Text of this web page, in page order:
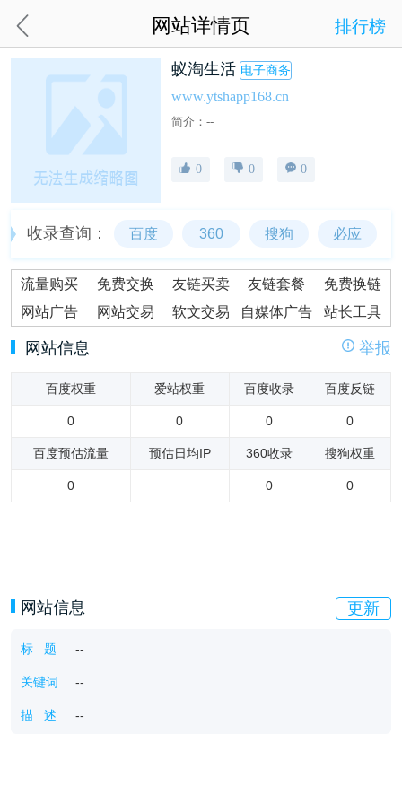
网站详情页 排行榜
蚁淘生活 电子商务
www.ytshapp168.cn
简介：--
0 0 0
收录查询： 百度 360 搜狗 必应
流量购买 免费交换 友链买卖 友链套餐
免费换链
网站广告
网站交易 软文交易 自媒体广告 站长工具
网站信息 举报
百度权重 爱站权重 百度收录 百度反链
0 0 0 0
百度预估流量 预估日均IP 360收录 搜狗权重
0 0 0
网站信息 更新
标 题 --
关键词 --
描 述 --